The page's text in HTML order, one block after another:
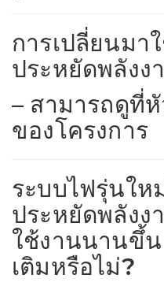
การเปลี่ยนมา
ประหยัดพลังง
– สามารถดูที่
ของโครงการ
ระบบไฟรุ่นให
ประหยัดพลังง
ใช้งานนานขึ้
เติมหรือไม่?